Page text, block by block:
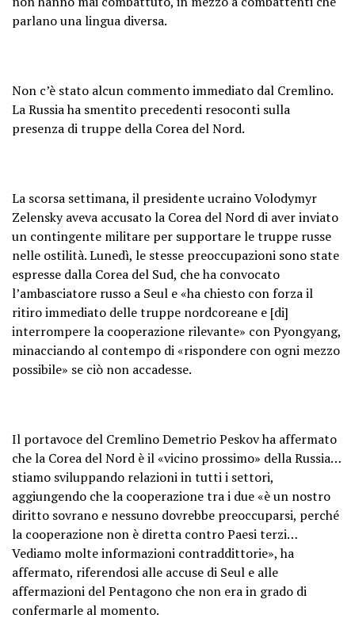
parlano una lingua diversa.
Non c’è stato alcun commento immediato dal Cremlino.
La Russia ha smentito precedenti resoconti sulla
presenza di truppe della Corea del Nord.
La scorsa settimana, il presidente ucraino Volodymyr
Zelensky aveva accusato la Corea del Nord di aver inviato
un contingente militare per supportare le truppe russe
nelle ostilità. Lunedì, le stesse preoccupazioni sono state
espresse dalla Corea del Sud, che ha convocato
l’ambasciatore russo a Seul e «ha chiesto con forza il
ritiro immediato delle truppe nordcoreane e [di]
interrompere la cooperazione rilevante» con Pyongyang,
minacciando al contempo di «rispondere con ogni mezzo
possibile» se ciò non accadesse.
Il portavoce del Cremlino Demetrio Peskov ha affermato
che la Corea del Nord è il «vicino prossimo» della Russia…
stiamo sviluppando relazioni in tutti i settori,
aggiungendo che la cooperazione tra i due «è un nostro
diritto sovrano e nessuno dovrebbe preoccuparsi, perché
la cooperazione non è diretta contro Paesi terzi…
Vediamo molte informazioni contraddittorie», ha
affermato, riferendosi alle accuse di Seul e alle
affermazioni del Pentagono che non era in grado di
confermarle al momento.